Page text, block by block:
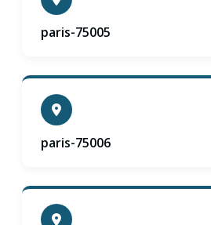
paris-75005
paris-75006